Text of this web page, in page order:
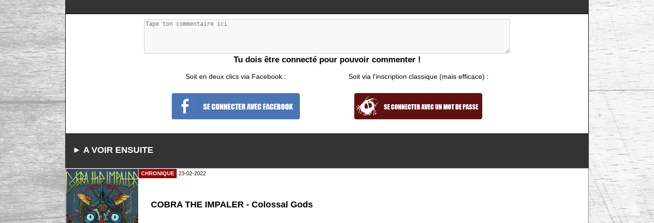
Tu dois être connecté pour pouvoir commenter !
Soit en deux clics via Facebook : Soit via l'inscription classique (mais efficace) :
► A VOIR ENSUITE
CHRONIQUE 23-02-2022
COBRA THE IMPALER - Colossal Gods